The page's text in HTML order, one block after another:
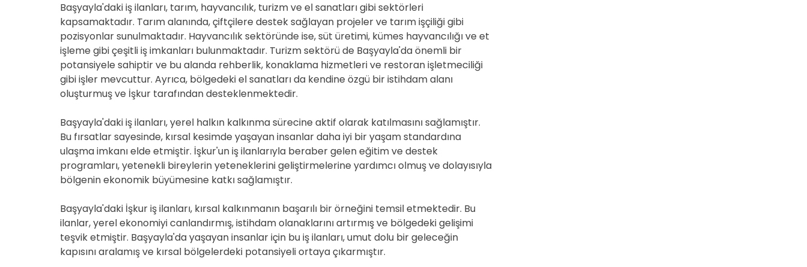
Başyayla'daki iş ilanları, tarım, hayvancılık, turizm ve el sanatları gibi sektörleri
kapsamaktadır. Tarım alanında, çiftçilere destek sağlayan projeler ve tarım işçiliği gibi
pozisyonlar sunulmaktadır. Hayvancılık sektöründe ise, süt üretimi, kümes hayvancılığı ve et
işleme gibi çeşitli iş imkanları bulunmaktadır. Turizm sektörü de Başyayla'da önemli bir
potansiyele sahiptir ve bu alanda rehberlik, konaklama hizmetleri ve restoran işletmeciliği
gibi işler mevcuttur. Ayrıca, bölgedeki el sanatları da kendine özgü bir istihdam alanı
oluşturmuş ve İşkur tarafından desteklenmektedir.
Başyayla'daki iş ilanları, yerel halkın kalkınma sürecine aktif olarak katılmasını sağlamıştır.
Bu fırsatlar sayesinde, kırsal kesimde yaşayan insanlar daha iyi bir yaşam standardına
ulaşma imkanı elde etmiştir. İşkur'un iş ilanlarıyla beraber gelen eğitim ve destek
programları, yetenekli bireylerin yeteneklerini geliştirmelerine yardımcı olmuş ve dolayısıyla
bölgenin ekonomik büyümesine katkı sağlamıştır.
Başyayla'daki İşkur iş ilanları, kırsal kalkınmanın başarılı bir örneğini temsil etmektedir. Bu
ilanlar, yerel ekonomiyi canlandırmış, istihdam olanaklarını artırmış ve bölgedeki gelişimi
teşvik etmiştir. Başyayla'da yaşayan insanlar için bu iş ilanları, umut dolu bir geleceğin
kapısını aralamış ve kırsal bölgelerdeki potansiyeli ortaya çıkarmıştır.